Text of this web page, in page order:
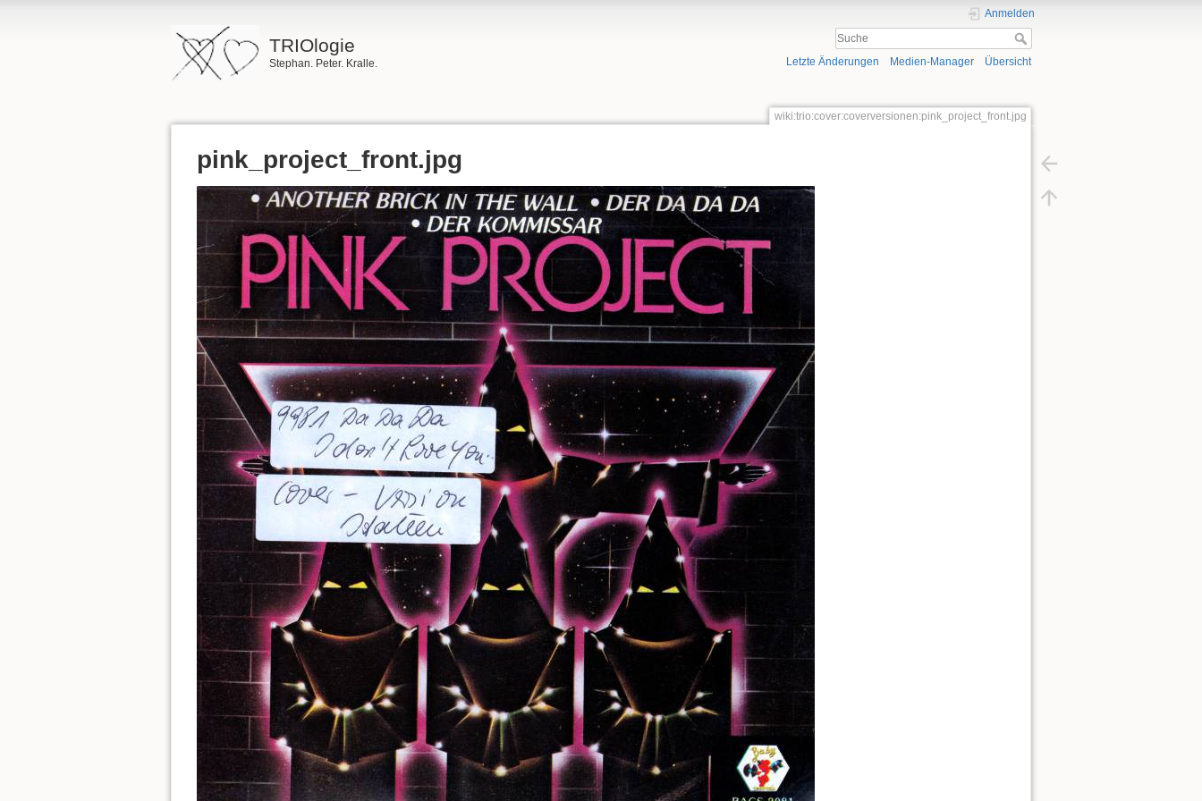
TRIOlogie
Stephan. Peter. Kralle.
Anmelden
Letzte Änderungen Medien-Manager Übersicht
wiki:trio:cover:coverversionen:pink_project_front.jpg
pink_project_front.jpg